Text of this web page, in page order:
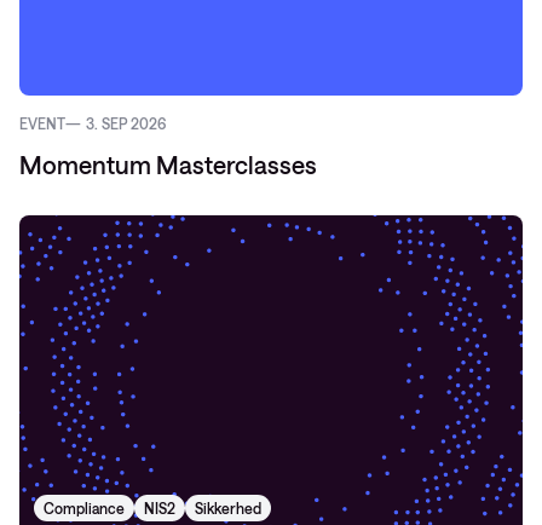
EVENT 3. SEP 2026
Momentum Masterclasses
Compliance NIS2 Sikkerhed